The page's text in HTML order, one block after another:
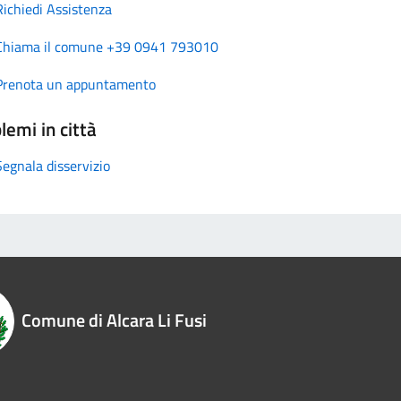
Assistenza
il comune +39 0941 793010
un appuntamento
in città
disservizio
Comune di Alcara Li Fusi